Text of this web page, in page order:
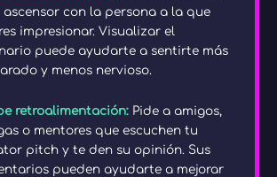
ascensor con la persona a la que
impresionar. Visualizar el
puede ayudarte a sentirte más
y menos nervioso.
retroalimentación: Pide a amigos,
o mentores que escuchen tu
pitch y te den su opinión. Sus
pueden ayudarte a mejorar